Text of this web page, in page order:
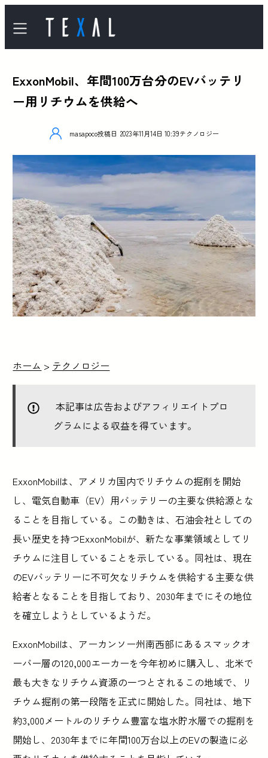
ExxonMobil、年間100万台分のEVバッテリ
ー用リチウムを供給へ
masapoco投稿日 2023年11月14日 10:39テクノロジー
ホーム > テクノロジー
本記事は広告およびアフィリエイトプロ
グラムによる収益を得ています。
ExxonMobilは、アメリカ国内でリチウムの掘削を開始
し、電気自動車（EV）用バッテリーの主要な供給源とな
ることを目指している。この動きは、石油会社としての
長い歴史を持つExxonMobilが、新たな事業領域としてリ
チウムに注目していることを示している。同社は、現在
のEVバッテリーに不可欠なリチウムを供給する主要な供
給者となることを目指しており、2030年までにその地位
を確立しようとしているようだ。
ExxonMobilは、アーカンソー州南西部にあるスマックオ
ーバー層の120,000エーカーを今年初めに購入し、北米で
最も大きなリチウム資源の一つとされるこの地域で、リ
チウム掘削の第一段階を正式に開始した。同社は、地下
約3,000メートルのリチウム豊富な塩水貯水層での掘削を
開始し、2030年までに年間100万台以上のEVの製造に必